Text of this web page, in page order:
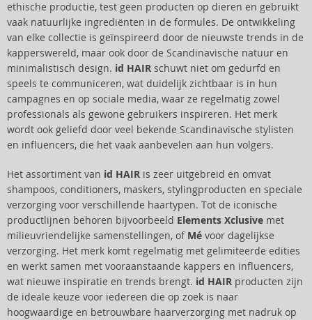
ethische productie, test geen producten op dieren en gebruikt
vaak natuurlijke ingrediënten in de formules. De ontwikkeling
van elke collectie is geïnspireerd door de nieuwste trends in de
kapperswereld, maar ook door de Scandinavische natuur en
minimalistisch design. id HAIR schuwt niet om gedurfd en
speels te communiceren, wat duidelijk zichtbaar is in hun
campagnes en op sociale media, waar ze regelmatig zowel
professionals als gewone gebruikers inspireren. Het merk
wordt ook geliefd door veel bekende Scandinavische stylisten
en influencers, die het vaak aanbevelen aan hun volgers.
Het assortiment van id HAIR is zeer uitgebreid en omvat
shampoos, conditioners, maskers, stylingproducten en speciale
verzorging voor verschillende haartypen. Tot de iconische
productlijnen behoren bijvoorbeeld Elements Xclusive met
milieuvriendelijke samenstellingen, of Mé voor dagelijkse
verzorging. Het merk komt regelmatig met gelimiteerde edities
en werkt samen met vooraanstaande kappers en influencers,
wat nieuwe inspiratie en trends brengt. id HAIR producten zijn
de ideale keuze voor iedereen die op zoek is naar
hoogwaardige en betrouwbare haarverzorging met nadruk op